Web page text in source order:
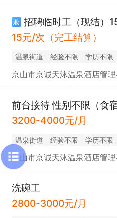
兼 招聘临时工（现结）
15元/次（完工结算）
温泉街道 经验不限 学历不限
京山市京诚天沐温泉酒店管
前台接待 性别不限（食
3200-4000元/月
温泉街道 经验不限 学历不限
京山市京诚天沐温泉酒店管
洗碗工
2800-3000元/月